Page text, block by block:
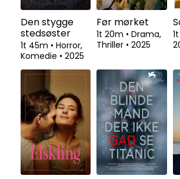
Den stygge
stedsøster
1t 45m • Horror,
Komedie • 2025
Før mørket
1t 20m • Drama,
Thriller • 2025